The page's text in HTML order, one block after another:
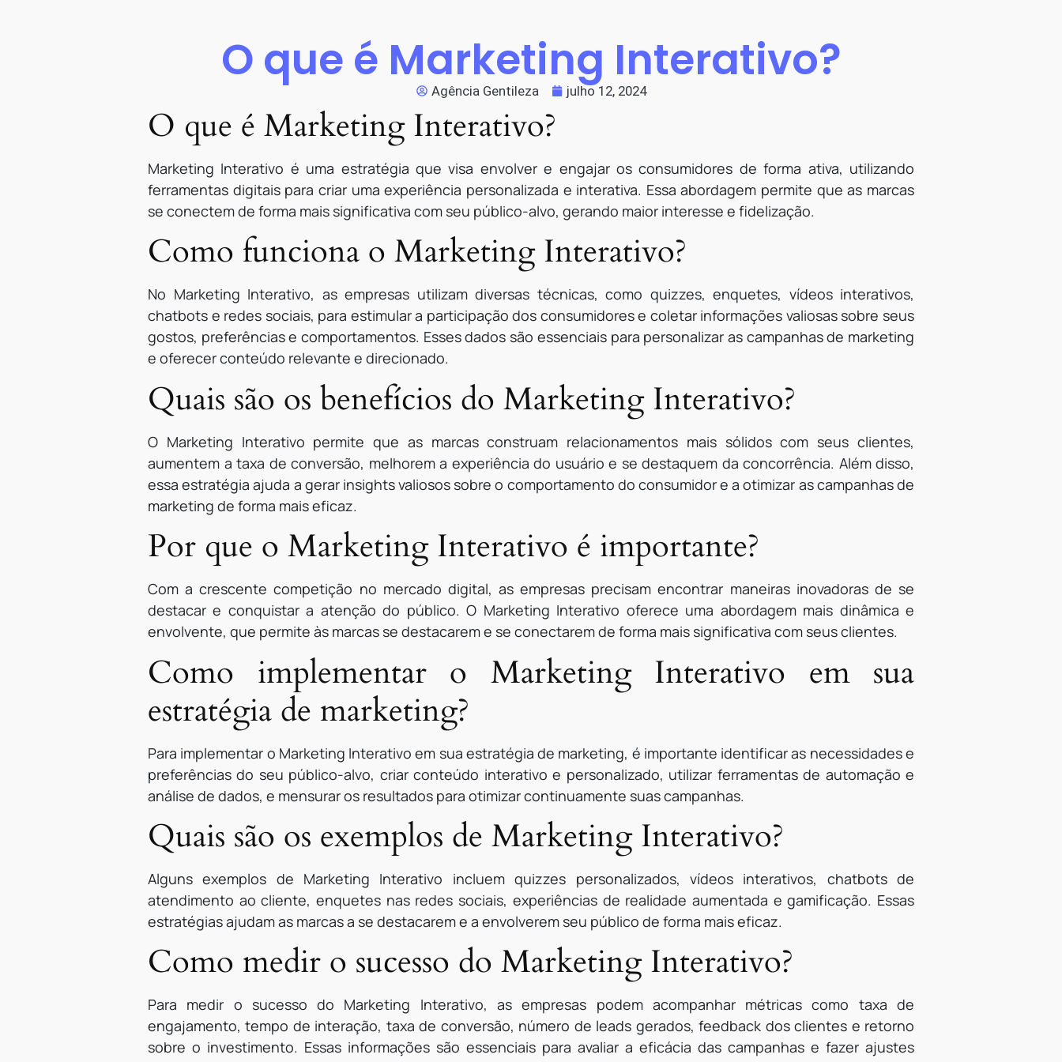
O que é Marketing Interativo?
Agência Gentileza julho 12, 2024
O que é Marketing Interativo?
Marketing Interativo é uma estratégia que visa envolver e engajar os consumidores de forma ativa, utilizando
ferramentas digitais para criar uma experiência personalizada e interativa. Essa abordagem permite que as marcas
se conectem de forma mais significativa com seu público-alvo, gerando maior interesse e fidelização.
Como funciona o Marketing Interativo?
No Marketing Interativo, as empresas utilizam diversas técnicas, como quizzes, enquetes, vídeos interativos,
chatbots e redes sociais, para estimular a participação dos consumidores e coletar informações valiosas sobre seus
gostos, preferências e comportamentos. Esses dados são essenciais para personalizar as campanhas de marketing
e oferecer conteúdo relevante e direcionado.
Quais são os benefícios do Marketing Interativo?
O Marketing Interativo permite que as marcas construam relacionamentos mais sólidos com seus clientes,
aumentem a taxa de conversão, melhorem a experiência do usuário e se destaquem da concorrência. Além disso,
essa estratégia ajuda a gerar insights valiosos sobre o comportamento do consumidor e a otimizar as campanhas de
marketing de forma mais eficaz.
Por que o Marketing Interativo é importante?
Com a crescente competição no mercado digital, as empresas precisam encontrar maneiras inovadoras de se
destacar e conquistar a atenção do público. O Marketing Interativo oferece uma abordagem mais dinâmica e
envolvente, que permite às marcas se destacarem e se conectarem de forma mais significativa com seus clientes.
Como implementar o Marketing Interativo em sua
estratégia de marketing?
Para implementar o Marketing Interativo em sua estratégia de marketing, é importante identificar as necessidades e
preferências do seu público-alvo, criar conteúdo interativo e personalizado, utilizar ferramentas de automação e
análise de dados, e mensurar os resultados para otimizar continuamente suas campanhas.
Quais são os exemplos de Marketing Interativo?
Alguns exemplos de Marketing Interativo incluem quizzes personalizados, vídeos interativos, chatbots de
atendimento ao cliente, enquetes nas redes sociais, experiências de realidade aumentada e gamificação. Essas
estratégias ajudam as marcas a se destacarem e a envolverem seu público de forma mais eficaz.
Como medir o sucesso do Marketing Interativo?
Para medir o sucesso do Marketing Interativo, as empresas podem acompanhar métricas como taxa de
engajamento, tempo de interação, taxa de conversão, número de leads gerados, feedback dos clientes e retorno
sobre o investimento. Essas informações são essenciais para avaliar a eficácia das campanhas e fazer ajustes